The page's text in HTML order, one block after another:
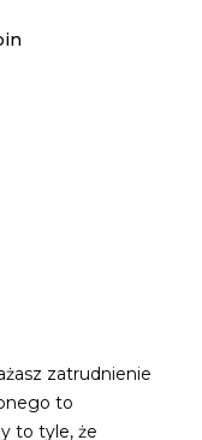
zatrudnienie
to
to tyle, że